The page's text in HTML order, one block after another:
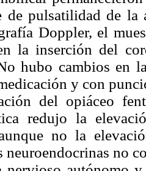
de pulsatilidad de la
Doppler, el
la inserción del
hubo cambios en
y con
del opiáceo
redujo la
no la
neuroendocrinas no